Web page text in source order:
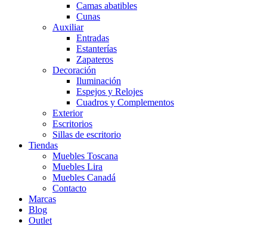
Camas abatibles
Cunas
Auxiliar
Entradas
Estanterías
Zapateros
Decoración
Iluminación
Espejos y Relojes
Cuadros y Complementos
Exterior
Escritorios
Sillas de escritorio
Tiendas
Muebles Toscana
Muebles Lira
Muebles Canadá
Contacto
Marcas
Blog
Outlet